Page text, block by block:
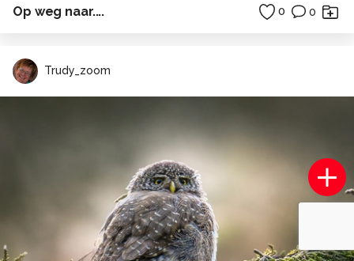
Op weg naar.... 0 0
Trudy_zoom